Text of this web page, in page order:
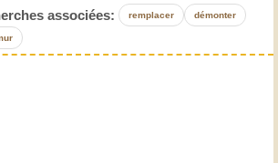
associées: remplacer démonter